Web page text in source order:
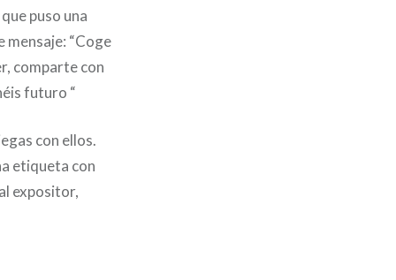
puso una
mensaje: “Coge
comparte con
futuro “
con ellos.
etiqueta con
expositor,